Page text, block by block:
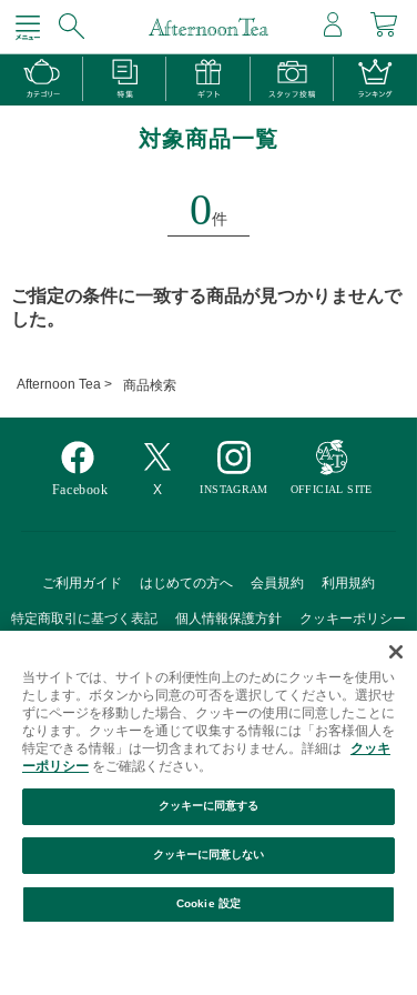
対象商品一覧
0件
絞り込み 並び替え
ご指定の条件に一致する商品が見つかりませんで
した。
Afternoon Tea > 商品検索
ご利用ガイド はじめての方へ 会員規約 利用規約
特定商取引に基づく表記 個人情報保護方針 クッキーポリシー
Afternoon Tea(アフタヌーンティー)公式オンラインストアで
は、
キッチン・ダイニングなどの生活雑貨、紅茶・焼き菓子など、
毎日新商品をご用意しています。
当サイトでは、サイトの利便性向上のためにクッキーを使用い
たします。ボタンから同意の可否を選択してください。選択せ
ずにページを移動した場合、クッキーの使用に同意したことに
なります。クッキーを通じて収集する情報には「お客様個人を
特定できる情報」は一切含まれておりません。詳細は
クッキ
ーポリシー をご確認ください。
Cookie 設定
クッキーに同意しない
クッキーに同意する